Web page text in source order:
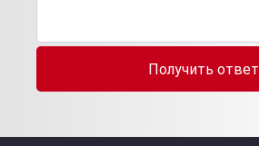
Получить ответ